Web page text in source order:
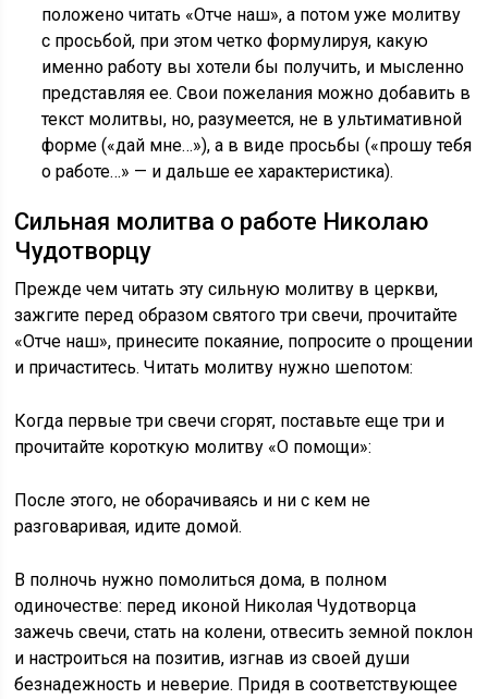
положено читать «Отче наш», а потом уже молитву
с просьбой, при этом четко формулируя, какую
именно работу вы хотели бы получить, и мысленно
представляя ее. Свои пожелания можно добавить в
текст молитвы, но, разумеется, не в ультимативной
форме («дай мне…»), а в виде просьбы («прошу тебя
о работе…» — и дальше ее характеристика).
Сильная молитва о работе Николаю
Чудотворцу
Прежде чем читать эту сильную молитву в церкви,
зажгите перед образом святого три свечи, прочитайте
«Отче наш», принесите покаяние, попросите о прощении
и причаститесь. Читать молитву нужно шепотом:
Когда первые три свечи сгорят, поставьте еще три и
прочитайте короткую молитву «О помощи»:
После этого, не оборачиваясь и ни с кем не
разговаривая, идите домой.
В полночь нужно помолиться дома, в полном
одиночестве: перед иконой Николая Чудотворца
зажечь свечи, стать на колени, отвесить земной поклон
и настроиться на позитив, изгнав из своей души
безнадежность и неверие. Придя в соответствующее